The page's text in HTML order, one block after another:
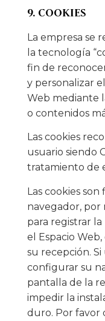
9. COOKIES
La empresa se
la tecnología
fin de
y personalizar
Web mediante
o contenidos
Las cookies
usuario siendo
tratamiento de
Las cookies
navegador, por
para registrar
el Espacio
su recepción.
configurar su
pantalla de la
impedir la
duro. Por favor